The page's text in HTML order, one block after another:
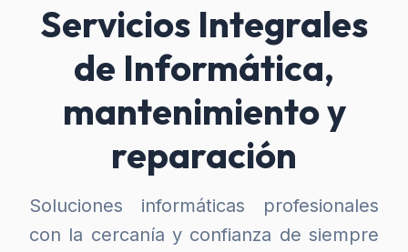
Servicios Integrales
de Informática,
mantenimiento y
reparación
Soluciones informáticas profesionales
con la cercanía y confianza de siempre